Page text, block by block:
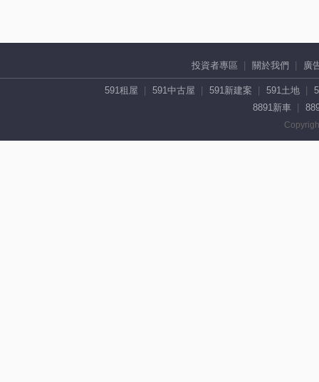
投資者專區 關於我們 廣
591租屋 591中古屋 591新建案 591土地
8891新車